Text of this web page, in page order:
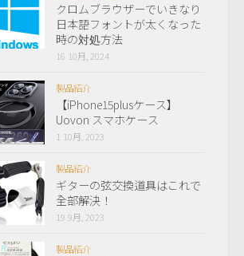
クロムブラウザーでいきなり
日本語フォントが太くなった
時の対処方法
16 10月, 2024
製品紹介
【iPhone15plusケース】
Uovon スマホケース
1 10月, 2023
製品紹介
ギターの弦交換道具はこれで
全部解決！
19 9月, 2023
製品紹介